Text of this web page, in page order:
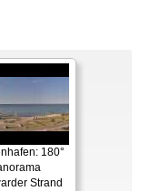
180°
Strand